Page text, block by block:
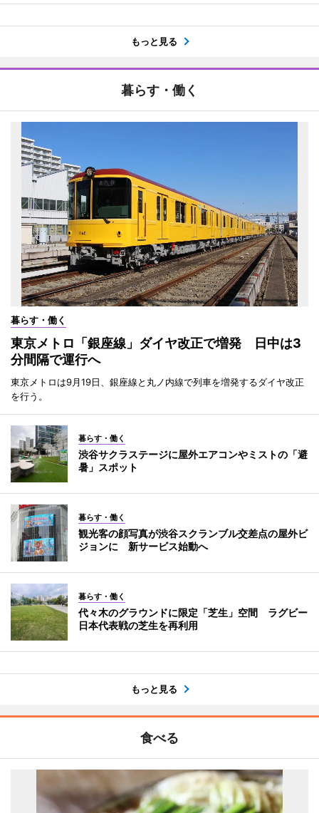
もっと見る
暮らす・働く
暮らす・働く
東京メトロ「銀座線」ダイヤ改正で増発 日中は3
分間隔で運行へ
東京メトロは9月19日、銀座線と丸ノ内線で列車を増発するダイヤ改正
を行う。
暮らす・働く
渋谷サクラステージに屋外エアコンやミストの「避
暑」スポット
暮らす・働く
観光客の顔写真が渋谷スクランブル交差点の屋外ビ
ジョンに 新サービス始動へ
暮らす・働く
代々木のグラウンドに限定「芝生」空間 ラグビー
日本代表戦の芝生を再利用
もっと見る
食べる